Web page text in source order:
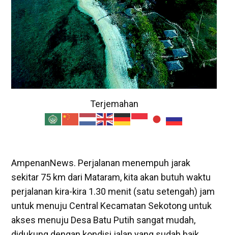
Terjemahan
AmpenanNews. Perjalanan menempuh jarak
sekitar 75 km dari Mataram, kita akan butuh waktu
perjalanan kira-kira 1.30 menit (satu setengah) jam
untuk menuju Central Kecamatan Sekotong untuk
akses menuju Desa Batu Putih sangat mudah,